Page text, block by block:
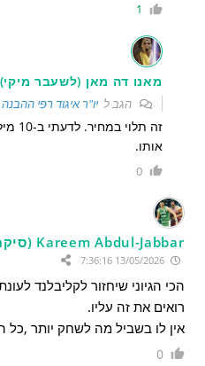
1
מאנו דה מאן (לשעבר מיקי)
הגב ליו"ר איגוד רפי
זה
אותו.
0
Kareem Abdul-Jabbar (סיקמה לשעבר)
13/05/2026 7:36:16
הכי הגיוני שיחזור לקליבלנד
רואים את זה עליו.
אין לו בשביל מה לשחק יותר ,כל
0